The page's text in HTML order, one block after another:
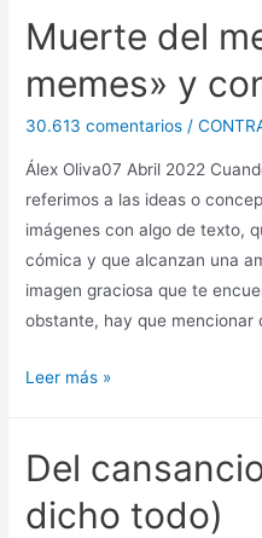
zagal!
Muerte del
memes» y
30.613 comentarios /
Álex Oliva07 Abril 2022
referimos a las ideas o
imágenes con algo de texto,
cómica y que alcanzan una
imagen graciosa que te
obstante, hay que mencionar
Muerte
«hyper-
memes»
y
Leer más »
Del
dicho todo)